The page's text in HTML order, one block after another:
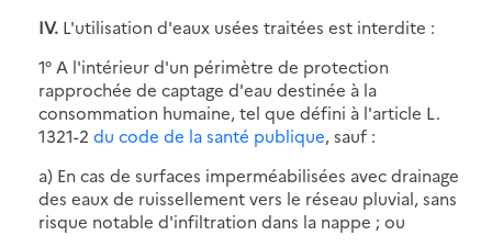
IV. L'utilisation d'eaux usées traitées est interdite :
1° A l'intérieur d'un périmètre de protection
rapprochée de captage d'eau destinée à la
consommation humaine, tel que défini à l'article L.
1321-2 du code de la santé publique, sauf :
a) En cas de surfaces imperméabilisées avec drainage
des eaux de ruissellement vers le réseau pluvial, sans
risque notable d'infiltration dans la nappe ; ou